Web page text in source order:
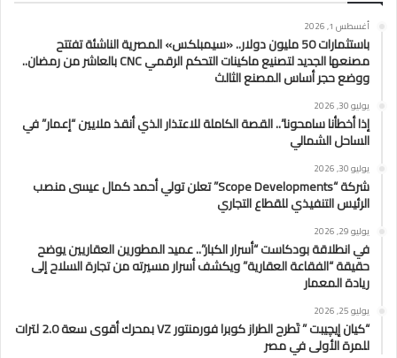
أغسطس 1, 2026
باستثمارات 50 مليون دولار.. «سيمبلكس» المصرية الناشئة تفتتح
مصنعها الجديد لتصنيع ماكينات التحكم الرقمي CNC بالعاشر من رمضان..
ووضع حجر أساس المصنع الثالث
يوليو 30, 2026
إذا أخطأنا سامحونا”.. القصة الكاملة للاعتذار الذي أنقذ ملايين “إعمار” في
الساحل الشمالي
يوليو 30, 2026
شركة “Scope Developments” تعلن تولي أحمد كمال عيسى منصب
الرئيس التنفيذي للقطاع التجاري
يوليو 29, 2026
في انطلاقة بودكاست “أسرار الكبار”.. عميد المطورين العقاريين يوضح
حقيقة “الفقاعة العقارية” ويكشف أسرار مسيرته من تجارة السلاح إلى
ريادة المعمار
يوليو 25, 2026
“كيان إيچيبت ” تَطرح الطراز كوبرا فورمنتور VZ بمحرك أقوى سعة 2.0 لترات
للمرة الأولى في مصر